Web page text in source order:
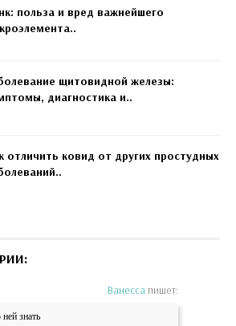
польза и вред важнейшего
щитовидной железы:
диагностика и..
отличить ковид от других простудных
Ванесса пишет:
знать